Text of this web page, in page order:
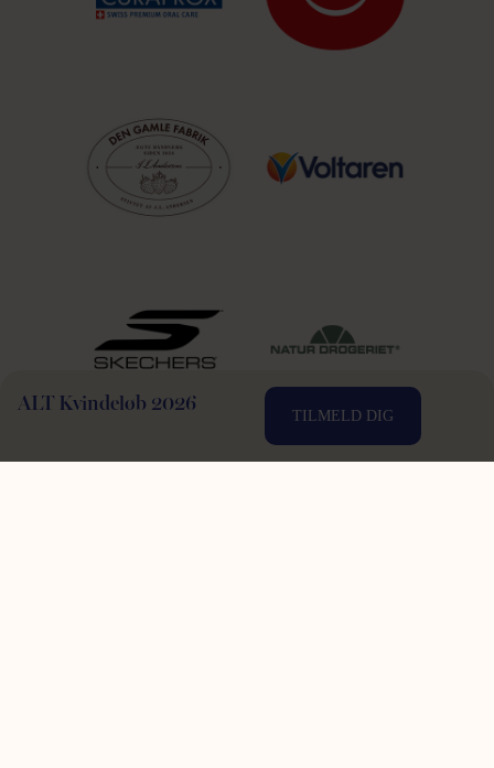
ALT Kvindeløb 2026
TILMELD DIG